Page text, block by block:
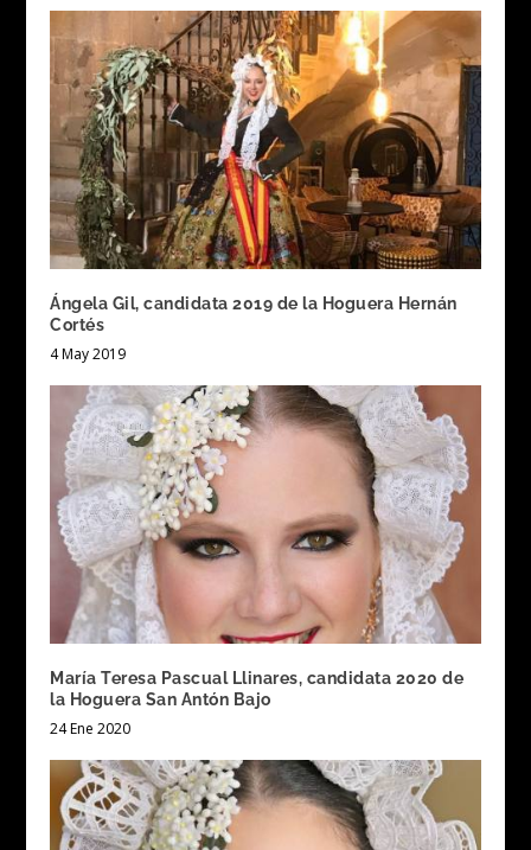
Ángela Gil, candidata 2019 de la Hoguera Hernán
Cortés
4 May 2019
María Teresa Pascual Llinares, candidata 2020 de
la Hoguera San Antón Bajo
24 Ene 2020